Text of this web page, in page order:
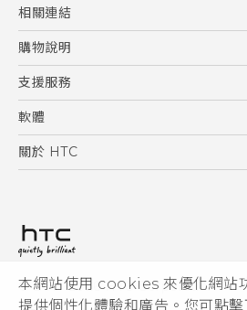
本網站使用 cookies 來優化網站
提供個性化體驗和廣告。您可點
User
5G
智慧型手機
配件
相關連結
HTC Research
購物說明
購物須知
訂單管理
付款方式
支援服務
到府收送維修服務
服務中心資訊
客戶服務佈告欄
軟體
應用程式
HTC Sync Manager
關於 HTC
投資人
隱私權政策
© 2011-2026 HTC Corporation